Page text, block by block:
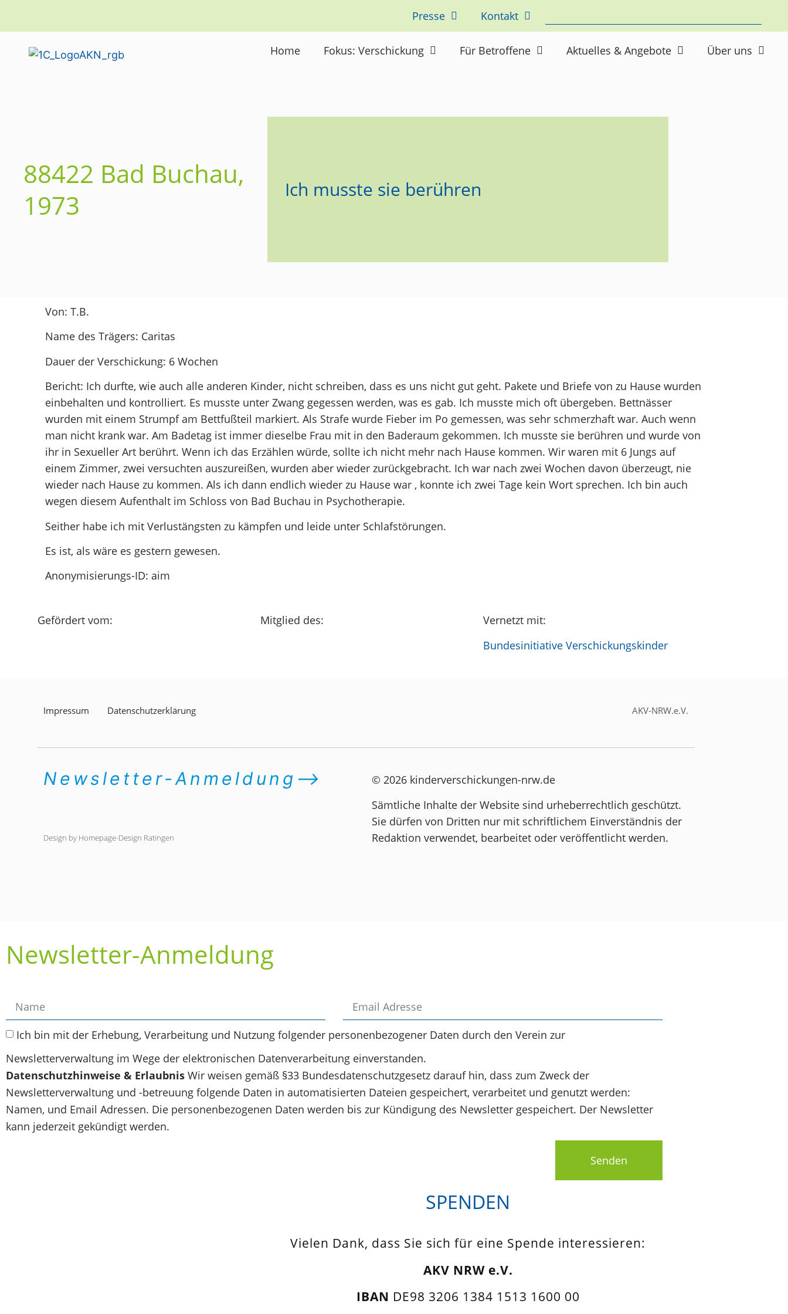
Presse Kontakt
Home Fokus: Verschickung Für Betroffene Aktuelles & Angebote Über uns
88422 Bad Buchau,
1973
Ich musste sie berühren
Von: T.B.
Name des Trägers: Caritas
Dauer der Verschickung: 6 Wochen
Bericht: Ich durfte, wie auch alle anderen Kinder, nicht schreiben, dass es uns nicht gut geht. Pakete und Briefe von zu Hause wurden
einbehalten und kontrolliert. Es musste unter Zwang gegessen werden, was es gab. Ich musste mich oft übergeben. Bettnässer
wurden mit einem Strumpf am Bettfußteil markiert. Als Strafe wurde Fieber im Po gemessen, was sehr schmerzhaft war. Auch wenn
man nicht krank war. Am Badetag ist immer dieselbe Frau mit in den Baderaum gekommen. Ich musste sie berühren und wurde von
ihr in Sexueller Art berührt. Wenn ich das Erzählen würde, sollte ich nicht mehr nach Hause kommen. Wir waren mit 6 Jungs auf
einem Zimmer, zwei versuchten auszureißen, wurden aber wieder zurückgebracht. Ich war nach zwei Wochen davon überzeugt, nie
wieder nach Hause zu kommen. Als ich dann endlich wieder zu Hause war , konnte ich zwei Tage kein Wort sprechen. Ich bin auch
wegen diesem Aufenthalt im Schloss von Bad Buchau in Psychotherapie.
Seither habe ich mit Verlustängsten zu kämpfen und leide unter Schlafstörungen.
Es ist, als wäre es gestern gewesen.
Anonymisierungs-ID: aim
Gefördert vom: Mitglied des:
Vernetzt mit:
Bundesinitiative Verschickungskinder
Impressum Datenschutzerklärung AKV-NRW.e.V.
Newsletter-Anmeldung⟶
Design by Homepage-Design Ratingen
© 2026 kinderverschickungen-nrw.de
Sämtliche Inhalte der Website sind urheberrechtlich geschützt.
Sie dürfen von Dritten nur mit schriftlichem Einverständnis der
Redaktion verwendet, bearbeitet oder veröffentlicht werden.
Newsletter-Anmeldung
Ich bin mit der Erhebung, Verarbeitung und Nutzung folgender personenbezogener Daten durch den Verein zur
Newsletterverwaltung im Wege der elektronischen Datenverarbeitung einverstanden.
Datenschutzhinweise & Erlaubnis Wir weisen gemäß §33 Bundesdatenschutzgesetz darauf hin, dass zum Zweck der
Newsletterverwaltung und -betreuung folgende Daten in automatisierten Dateien gespeichert, verarbeitet und genutzt werden:
Namen, und Email Adressen. Die personenbezogenen Daten werden bis zur Kündigung des Newsletter gespeichert. Der Newsletter
kann jederzeit gekündigt werden.
Senden
SPENDEN
Vielen Dank, dass Sie sich für eine Spende interessieren:
AKV NRW e.V.
IBAN DE98 3206 1384 1513 1600 00